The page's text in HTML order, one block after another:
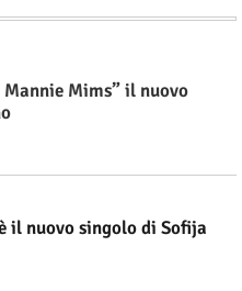
Mannie Mims” il nuovo
il nuovo singolo di Sofija